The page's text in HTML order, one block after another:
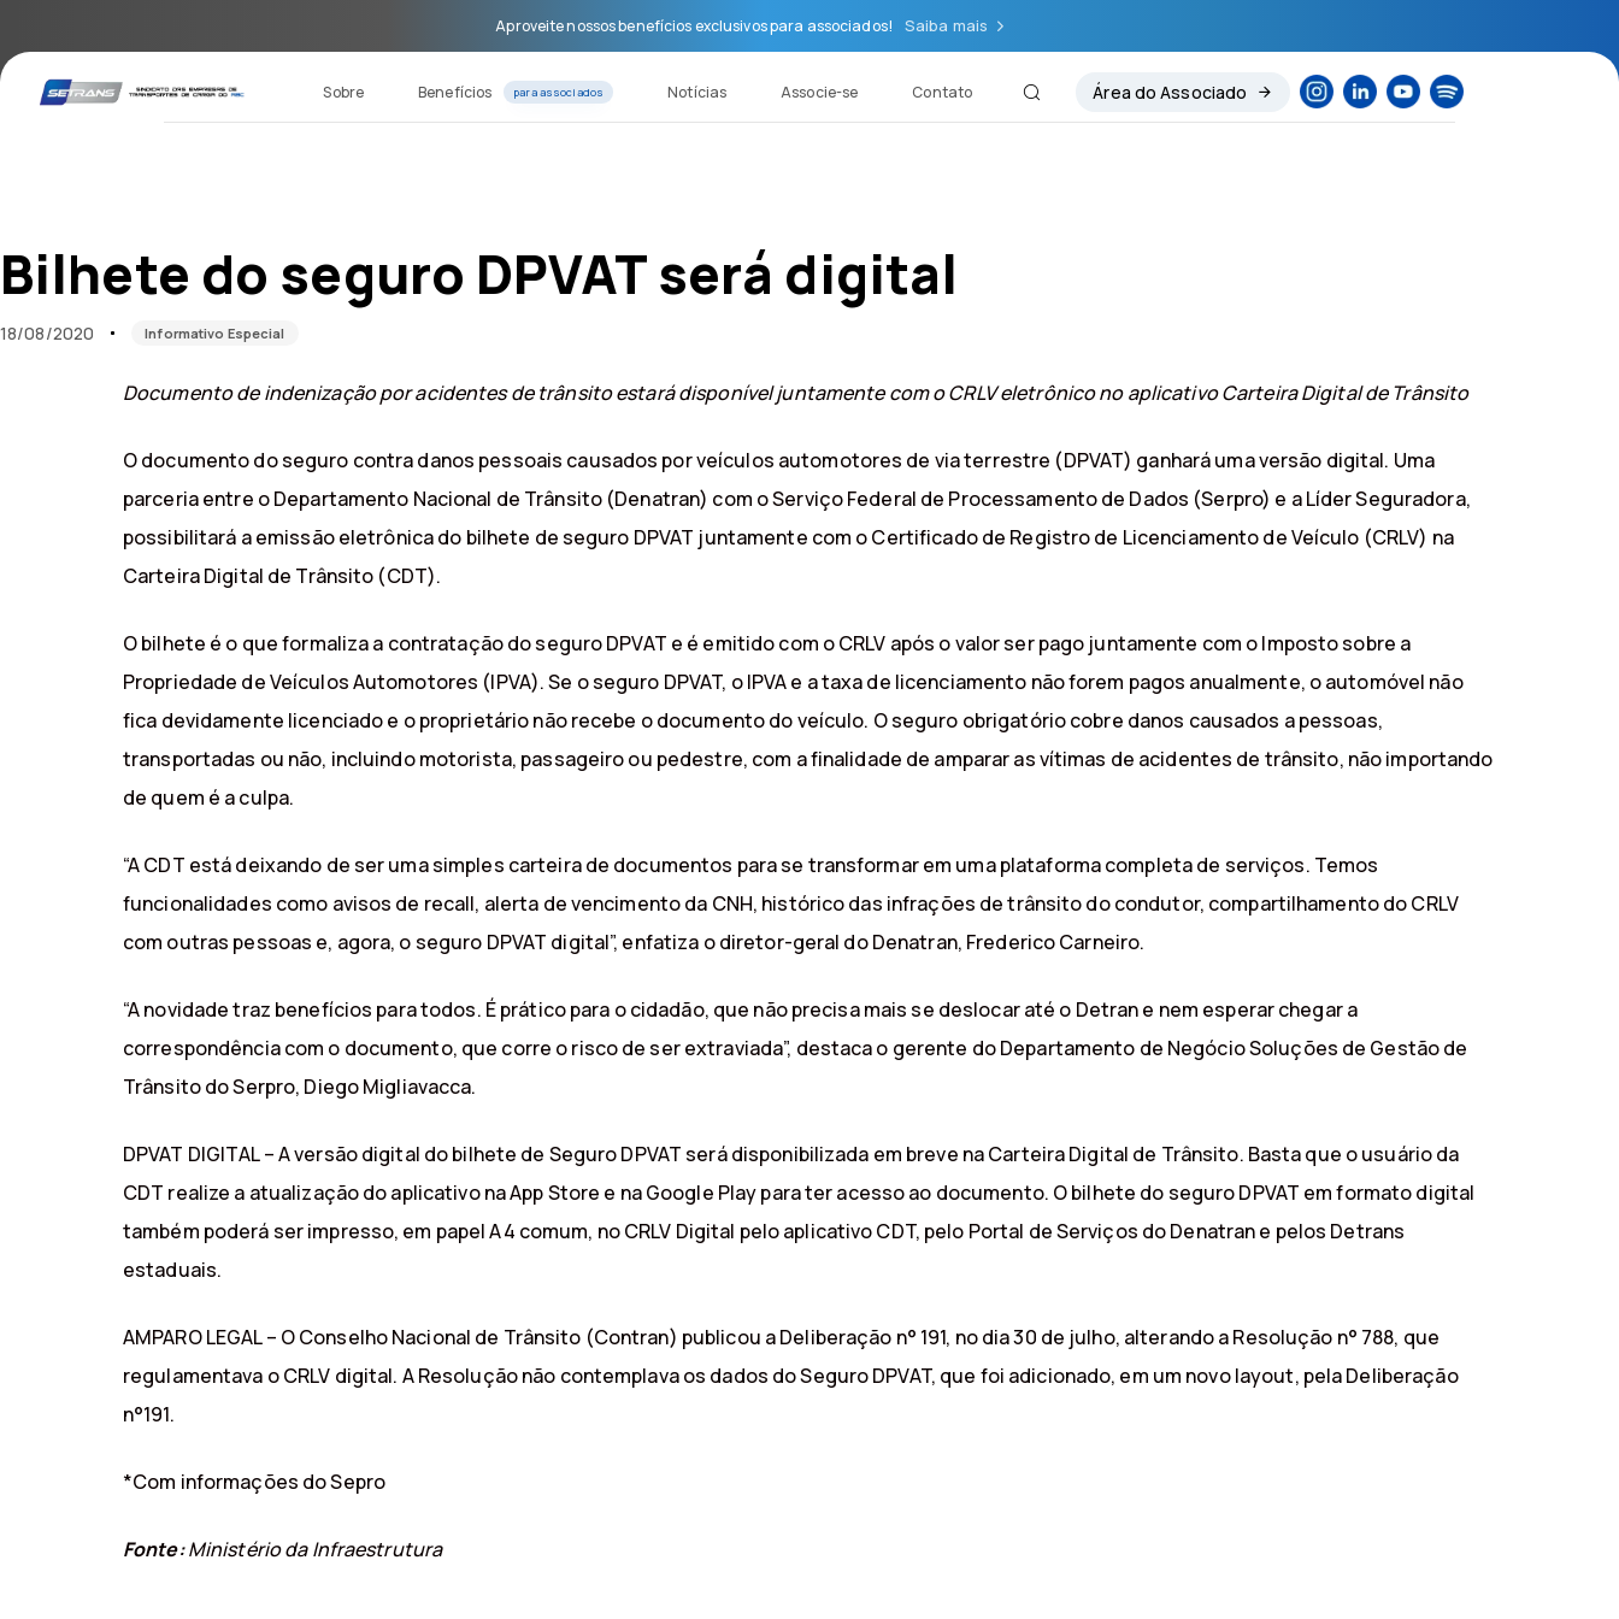
primary
navigation
Aproveite nossos benefícios exclusivos para associados! Saiba mais
Sobre Benefícios para associados Notícias Associe-se Contato Área do Associado
Bilhete do seguro DPVAT será digital
18/08/2020 Informativo Especial
Documento de indenização por acidentes de trânsito estará disponível juntamente com o CRLV eletrônico no aplicativo Carteira Digital de Trânsito
O documento do seguro contra danos pessoais causados por veículos automotores de via terrestre (DPVAT) ganhará uma versão digital. Uma
parceria entre o Departamento Nacional de Trânsito (Denatran) com o Serviço Federal de Processamento de Dados (Serpro) e a Líder Seguradora,
possibilitará a emissão eletrônica do bilhete de seguro DPVAT juntamente com o Certificado de Registro de Licenciamento de Veículo (CRLV) na
Carteira Digital de Trânsito (CDT).
O bilhete é o que formaliza a contratação do seguro DPVAT e é emitido com o CRLV após o valor ser pago juntamente com o Imposto sobre a
Propriedade de Veículos Automotores (IPVA). Se o seguro DPVAT, o IPVA e a taxa de licenciamento não forem pagos anualmente, o automóvel não
fica devidamente licenciado e o proprietário não recebe o documento do veículo. O seguro obrigatório cobre danos causados a pessoas,
transportadas ou não, incluindo motorista, passageiro ou pedestre, com a finalidade de amparar as vítimas de acidentes de trânsito, não importando
de quem é a culpa.
“A CDT está deixando de ser uma simples carteira de documentos para se transformar em uma plataforma completa de serviços. Temos
funcionalidades como avisos de recall, alerta de vencimento da CNH, histórico das infrações de trânsito do condutor, compartilhamento do CRLV
com outras pessoas e, agora, o seguro DPVAT digital”, enfatiza o diretor-geral do Denatran, Frederico Carneiro.
“A novidade traz benefícios para todos. É prático para o cidadão, que não precisa mais se deslocar até o Detran e nem esperar chegar a
correspondência com o documento, que corre o risco de ser extraviada”, destaca o gerente do Departamento de Negócio Soluções de Gestão de
Trânsito do Serpro, Diego Migliavacca.
DPVAT DIGITAL – A versão digital do bilhete de Seguro DPVAT será disponibilizada em breve na Carteira Digital de Trânsito. Basta que o usuário da
CDT realize a atualização do aplicativo na App Store e na Google Play para ter acesso ao documento. O bilhete do seguro DPVAT em formato digital
também poderá ser impresso, em papel A4 comum, no CRLV Digital pelo aplicativo CDT, pelo Portal de Serviços do Denatran e pelos Detrans
estaduais.
AMPARO LEGAL – O Conselho Nacional de Trânsito (Contran) publicou a Deliberação n° 191, no dia 30 de julho, alterando a Resolução n° 788, que
regulamentava o CRLV digital. A Resolução não contemplava os dados do Seguro DPVAT, que foi adicionado, em um novo layout, pela Deliberação
n°191.
*Com informações do Sepro
Fonte:Ministério da Infraestrutura